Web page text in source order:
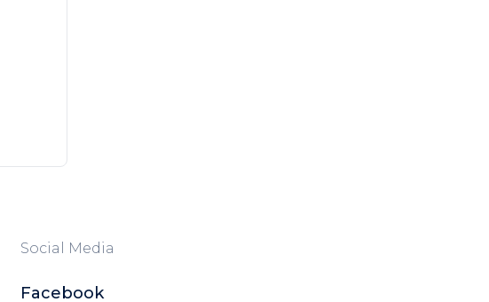
Social Media
Facebook